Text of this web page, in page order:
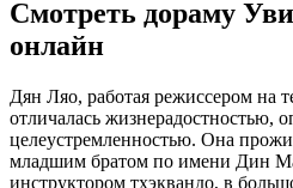
Смотреть дораму
онлайн
Дян Ляо, работая режиссером на
отличалась жизнерадостностью,
целеустремленностью. Она
младшим братом по имени Дин
инструктором тхэквандо, в